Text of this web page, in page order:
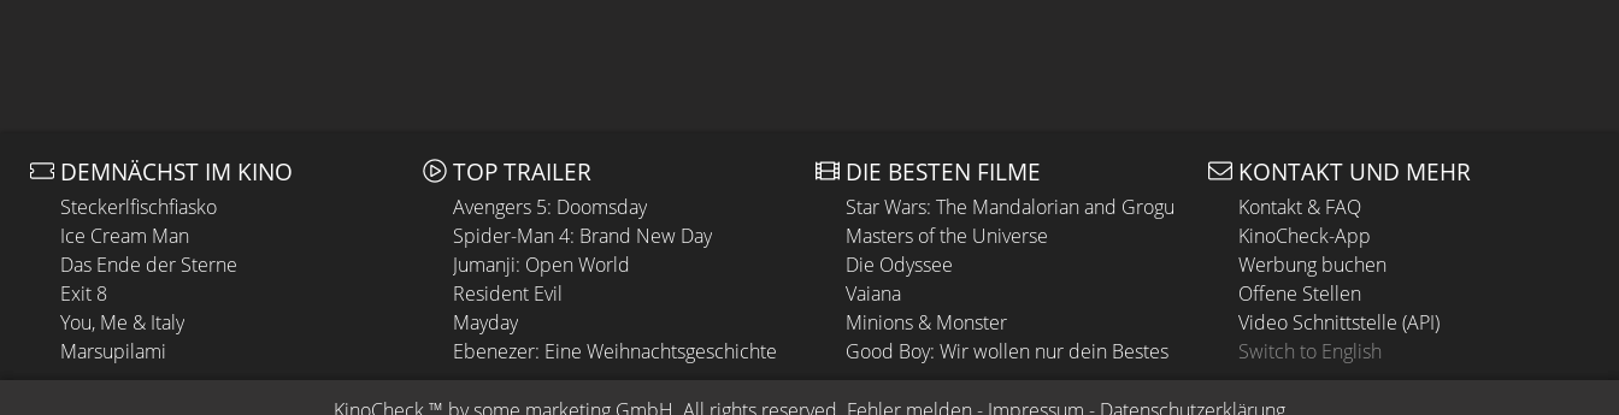
DEMNÄCHST IM KINO
Steckerlfischfiasko
Ice Cream Man
Das Ende der Sterne
Exit 8
You, Me & Italy
Marsupilami
TOP TRAILER
Avengers 5: Doomsday
Spider-Man 4: Brand New Day
Jumanji: Open World
Resident Evil
Mayday
Ebenezer: Eine Weihnachtsgeschichte
DIE BESTEN FILME
Star Wars: The Mandalorian and Grogu
Masters of the Universe
Die Odyssee
Vaiana
Minions & Monster
Good Boy: Wir wollen nur dein Bestes
KONTAKT UND MEHR
Kontakt & FAQ
KinoCheck-App
Werbung buchen
Offene Stellen
Video Schnittstelle (API)
Switch to English